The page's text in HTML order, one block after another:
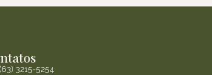
(63) 3215-5254